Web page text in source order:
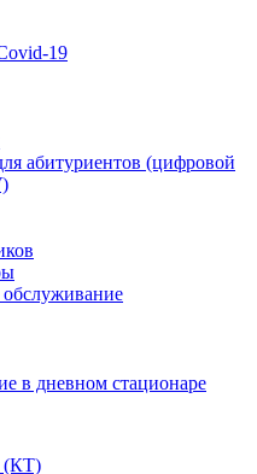
19
абитуриентов (цифровой
в дневном стационаре
(КТ)